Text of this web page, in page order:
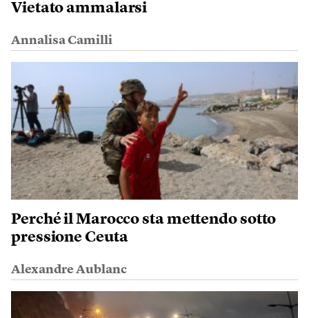
Vietato ammalarsi
Annalisa Camilli
Perché il Marocco sta mettendo sotto
pressione Ceuta
Alexandre Aublanc